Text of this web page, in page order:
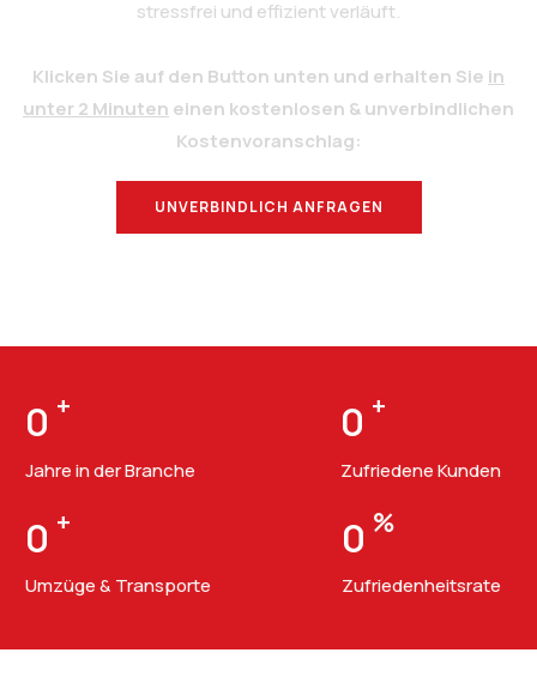
stressfrei und effizient verläuft.
Klicken Sie auf den Button unten und erhalten Sie in
unter 2 Minuten einen kostenlosen & unverbindlichen
Kostenvoranschlag:
UNVERBINDLICH ANFRAGEN
0 +
Jahre in der Branche
0 +
Zufriedene Kunden
0 +
Umzüge & Transporte
0 %
Zufriedenheitsrate